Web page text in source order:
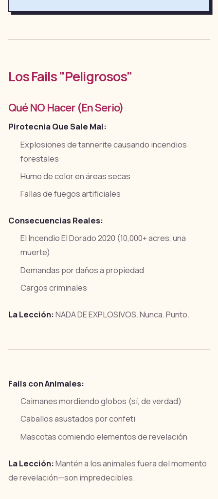
Los Fails "Peligrosos"
Qué NO Hacer (En Serio)
Pirotecnia Que Sale Mal:
Explosiones de tannerite causando incendios
forestales
Humo de color en áreas secas
Fallas de fuegos artificiales
Consecuencias Reales:
El Incendio El Dorado 2020 (10,000+ acres, una
muerte)
Demandas por daños a propiedad
Cargos criminales
La Lección:NADA DE EXPLOSIVOS. Nunca. Punto.
Fails con Animales:
Caimanes mordiendo globos (sí, de verdad)
Caballos asustados por confeti
Mascotas comiendo elementos de revelación
La Lección:Mantén a los animales fuera del momento
de revelación—son impredecibles.